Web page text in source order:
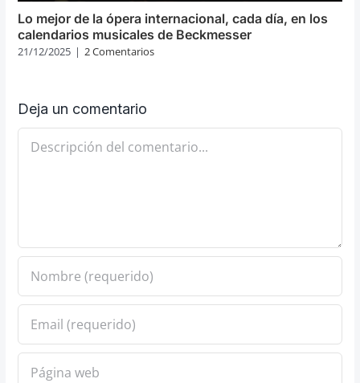
Lo mejor de la ópera internacional, cada día, en los
calendarios musicales de Beckmesser
21/12/2025 | 2 Comentarios
Deja un comentario
Comentario